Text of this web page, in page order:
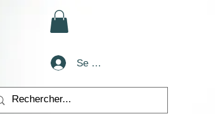
Se connecter